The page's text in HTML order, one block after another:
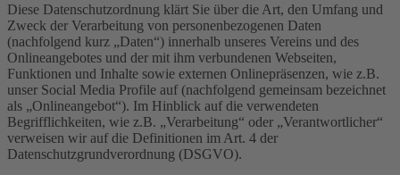
Diese Datenschutzordnung klärt Sie über die Art, den Umfang und
Zweck der Verarbeitung von personenbezogenen Daten
(nachfolgend kurz „Daten“) innerhalb unseres Vereins und des
Onlineangebotes und der mit ihm verbundenen Webseiten,
Funktionen und Inhalte sowie externen Onlinepräsenzen, wie z.B.
unser Social Media Profile auf (nachfolgend gemeinsam bezeichnet
als „Onlineangebot“). Im Hinblick auf die verwendeten
Begrifflichkeiten, wie z.B. „Verarbeitung“ oder „Verantwortlicher“
verweisen wir auf die Definitionen im Art. 4 der
Datenschutzgrundverordnung (DSGVO).